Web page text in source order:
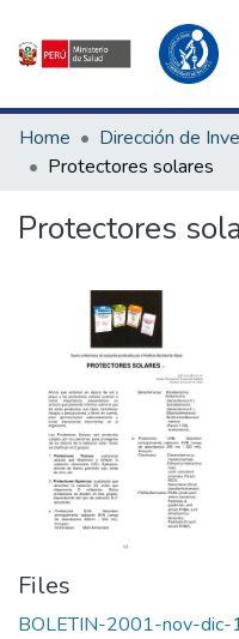
Communities & Collections
All of DSpace
Estadísticas Externas
Home
Protectores solares
Protectores
Files
BOLETIN-2001-nov-